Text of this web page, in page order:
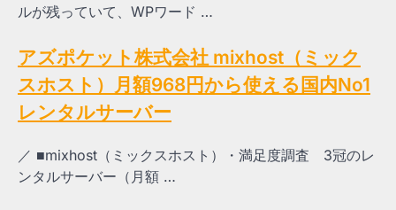
ルが残っていて、WPワード …
アズポケット株式会社 mixhost（ミック
スホスト）月額968円から使える国内No1
レンタルサーバー
／ ■mixhost（ミックスホスト）・満足度調査 3冠のレ
ンタルサーバー（月額 …